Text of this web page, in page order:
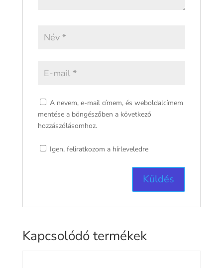
A nevem, e-mail címem, és weboldalcímem
mentése a böngészőben a következő
hozzászólásomhoz.
Igen, feliratkozom a hírleveledre
Kapcsolódó termékek